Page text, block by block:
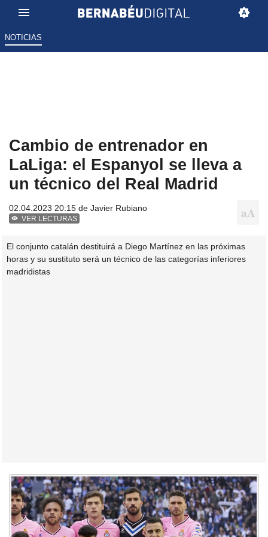
NOTICIAS
Cambio de entrenador en
LaLiga: el Espanyol se lleva a
un técnico del Real Madrid
02.04.2023 20:15 de Javier Rubiano
VER LECTURAS
El conjunto catalán destituirá a Diego Martínez en las próximas
horas y su sustituto será un técnico de las categorías inferiores
madridistas